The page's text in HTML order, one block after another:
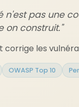
n'est pas une
on construit."
corrige les
OWASP Top 10